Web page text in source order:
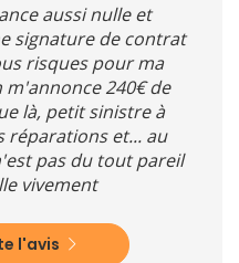
aussi nulle et
signature de contrat
risques pour ma
240€ de
là, petit sinistre à
réparations et... au
pas du tout pareil
vivement
l'avis